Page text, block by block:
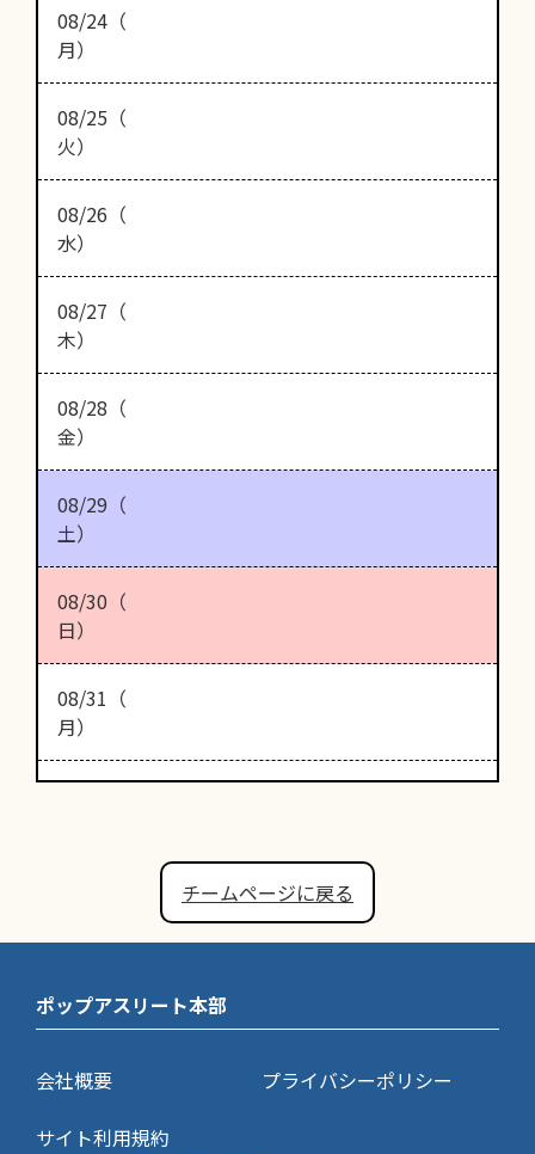
08/24（
月）
08/25（
火）
08/26（
水）
08/27（
木）
08/28（
金）
08/29（
土）
08/30（
日）
08/31（
月）
チームページに戻る
ポップアスリート本部
会社概要
プライバシーポリシー
サイト利用規約